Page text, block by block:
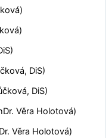
DiS)
DiS)
Věra Holotová)
Věra Holotová)